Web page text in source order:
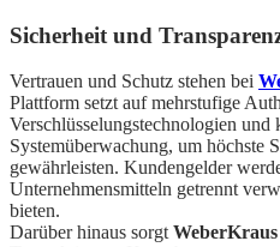
Sicherheit und
Vertrauen und Schutz stehen bei
Plattform setzt auf mehrstufige
Verschlüsselungstechnologien und
Systemüberwachung, um höchste
gewährleisten. Kundengelder
Unternehmensmitteln getrennt
bieten.
Darüber hinaus sorgt WeberKraus